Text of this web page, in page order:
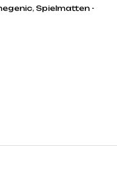
, Spielmatten -